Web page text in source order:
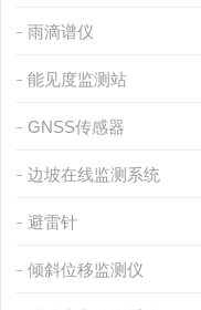
雨滴谱仪
能见度监测站
GNSS传感器
边坡在线监测系统
避雷针
倾斜位移监测仪